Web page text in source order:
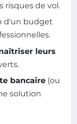
risques de vol.
d'un budget
leurs
bancaire (ou
solution